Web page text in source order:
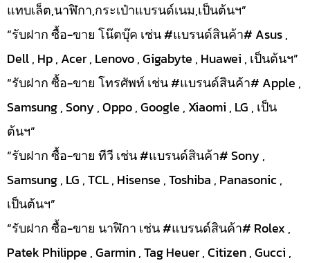
แทบเล็ต,นาฬิกา,กระเป๋าแบรนด์เนม,เป็นต้นฯ”
“รับฝาก ซื้อ-ขาย โน๊ตบุ๊ค เช่น #แบรนด์สินค้า# Asus ,
Dell , Hp , Acer , Lenovo , Gigabyte , Huawei , เป็นต้นฯ”
“รับฝาก ซื้อ-ขาย โทรศัพท์ เช่น #แบรนด์สินค้า# Apple ,
Samsung , Sony , Oppo , Google , Xiaomi , LG , เป็น
ต้นฯ”
“รับฝาก ซื้อ-ขาย ทีวี เช่น #แบรนด์สินค้า# Sony ,
Samsung , LG , TCL , Hisense , Toshiba , Panasonic ,
เป็นต้นฯ”
“รับฝาก ซื้อ-ขาย นาฬิกา เช่น #แบรนด์สินค้า# Rolex ,
Patek Philippe , Garmin , Tag Heuer , Citizen , Gucci ,